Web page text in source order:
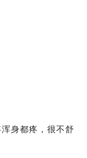
身都疼，很不舒